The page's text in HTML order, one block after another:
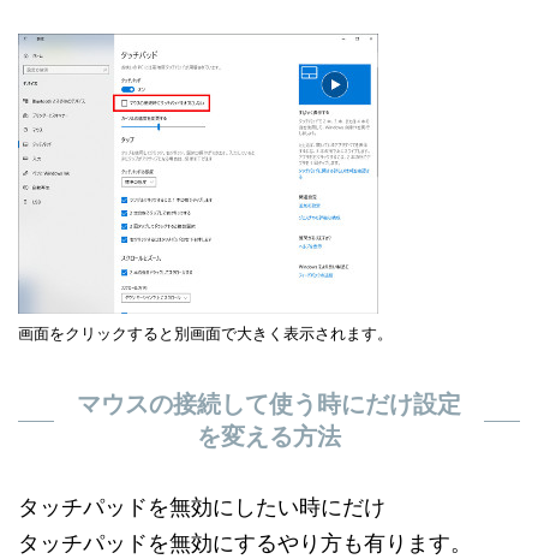
画面をクリックすると別画面で大きく表示されます。
マウスの接続して使う時にだけ設定
を変える方法
タッチパッドを無効にしたい時にだけ
タッチパッドを無効にするやり方も有ります。